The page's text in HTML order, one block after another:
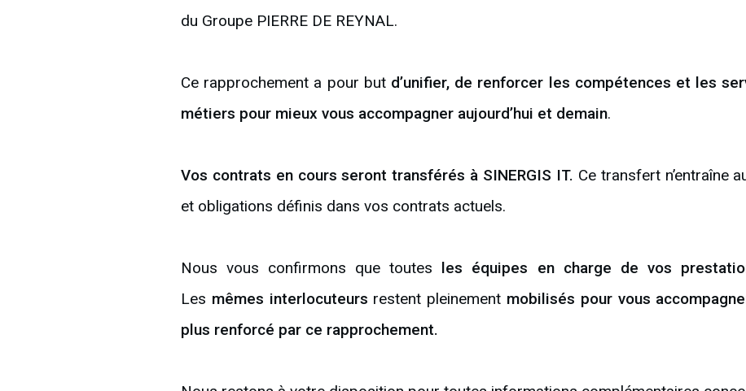
du Groupe PIERRE DE REYNAL.
Ce rapprochement a pour but d’unifier, de renforcer les compétences et les
métiers pour mieux vous accompagner aujourd’hui et demain.
Vos contrats en cours seront transférés à SINERGIS IT. Ce transfert n’entraîne
et obligations définis dans vos contrats actuels.
Nous vous confirmons que toutes les équipes en charge de vos
Les mêmes interlocuteurs restent pleinement mobilisés pour vous
plus renforcé par ce rapprochement.